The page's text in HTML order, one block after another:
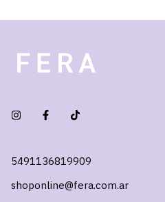
5491136819909
shoponline@fera.com.ar